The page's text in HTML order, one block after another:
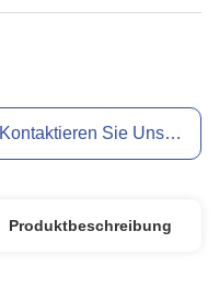
Kontaktieren Sie Uns Jetzt
Produktbeschreibung